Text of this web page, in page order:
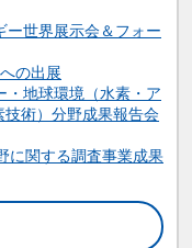
ー世界展示会＆フォー
の出展
・地球環境（水素・ア
技術）分野成果報告会
に関する調査事業成果